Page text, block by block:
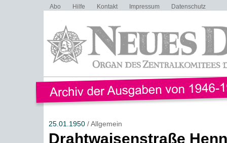
Abo Hilfe Kontakt Impressum Datenschutz
25.01.1950/ Allgemein
Drahtwaisenstraße